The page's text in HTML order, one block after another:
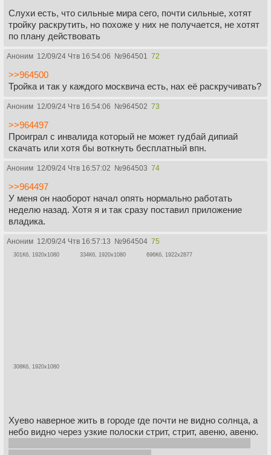
Слухи есть, что сильные мира сего, почти сильные, хотят
тройку раскрутить, но похоже у них не получается, не хотят
по плану действовать
Аноним 12/09/24 Чтв 16:54:06 №964501 72
>>964500
Тройка и так у каждого москвича есть, нах её раскручивать?
Аноним 12/09/24 Чтв 16:54:06 №964502 73
>>964497
Проиграл с инвалида который не может гудбай дипиай
скачать или хотя бы воткнуть бесплатный впн.
Аноним 12/09/24 Чтв 16:57:02 №964503 74
>>964497
У меня он наоборот начал опять нормально работать
неделю назад. Хотя я и так сразу поставил приложение
владика.
Аноним 12/09/24 Чтв 16:57:13 №964504 75
301Кб, 1920x1080 334Кб, 1920x1080 696Кб, 1922x2877
308Кб, 1920x1080
Хуево наверное жить в городе где почти не видно солнца, а
небо видно через узкие полоски стрит, стрит, авеню, авеню.